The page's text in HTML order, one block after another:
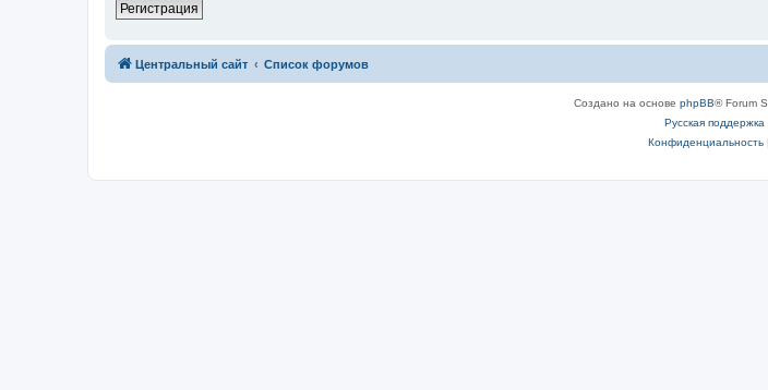
Регистрация
Центральный сайт Список форумов
Создано на основе phpBB® Forum
Русская поддержка
Конфиденциальность|